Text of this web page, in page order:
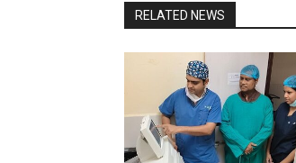
RELATED NEWS